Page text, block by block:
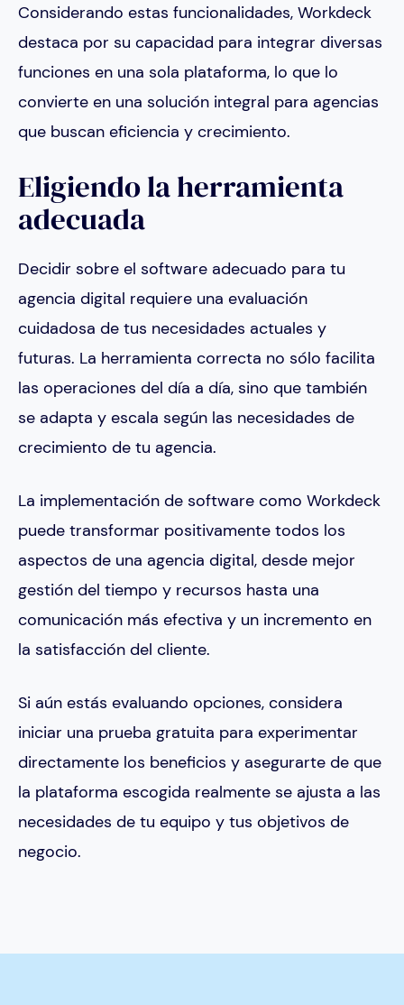
Considerando estas funcionalidades, Workdeck
destaca por su capacidad para integrar diversas
funciones en una sola plataforma, lo que lo
convierte en una solución integral para agencias
que buscan eficiencia y crecimiento.
Eligiendo la herramienta
adecuada
Decidir sobre el software adecuado para tu
agencia digital requiere una evaluación
cuidadosa de tus necesidades actuales y
futuras. La herramienta correcta no sólo facilita
las operaciones del día a día, sino que también
se adapta y escala según las necesidades de
crecimiento de tu agencia.
La implementación de software como Workdeck
puede transformar positivamente todos los
aspectos de una agencia digital, desde mejor
gestión del tiempo y recursos hasta una
comunicación más efectiva y un incremento en
la satisfacción del cliente.
Si aún estás evaluando opciones, considera
iniciar una prueba gratuita para experimentar
directamente los beneficios y asegurarte de que
la plataforma escogida realmente se ajusta a las
necesidades de tu equipo y tus objetivos de
negocio.